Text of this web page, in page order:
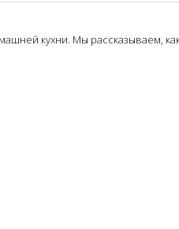
кухни. Мы рассказываем,